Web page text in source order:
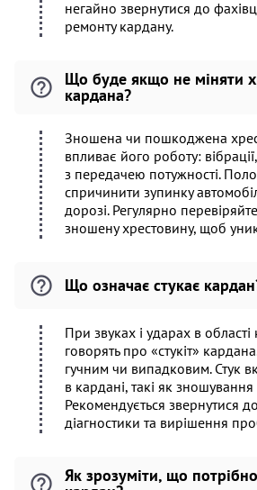
негайно звернутися до
ремонту кардану.
Що буде якщо не міняти
кардана?
Зношена чи пошкоджена
впливає його роботу:
з передачею потужності.
спричинити зупинку
дорозі. Регулярно
зношену хрестовину, щоб
Що означає стукає
При звуках і ударах в
говорять про «стукіт»
гучним чи випадковим. Стук
в кардані, такі як
Рекомендується звернутися
діагностики та вирішення
Як зрозуміти, що